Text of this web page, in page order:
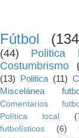
Fútbol
(44)
Politica
Costumbrismo
(13) Politica (11)
Miscelánea
Comentarios
Política local
futbolísticos
(6)